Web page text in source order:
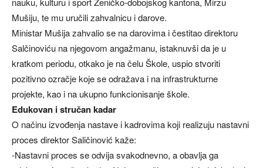
Mušiju, te mu uručili zahvalnicu i darove.
Ministar Mušija zahvalio se na darovima i čestitao direktoru
Salčinoviću na njegovom angažmanu, istaknuvši da je u
kratkom periodu, otkako je na čelu Škole, uspio stvoriti
pozitivno ozračje koje se odražava i na infrastrukturne
projekte, kao i na ukupno funkcionisanje škole.
Edukovan i stručan kadar
O načinu izvođenja nastave i kadrovima koji realizuju nastavni
proces direktor Saličinović kaže:
-Nastavni proces se odvija svakodnevno, a obavlja ga